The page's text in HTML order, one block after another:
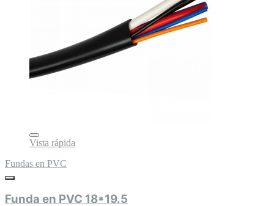
Vista rápida
Fundas en PVC
Funda en PVC 18*19.5